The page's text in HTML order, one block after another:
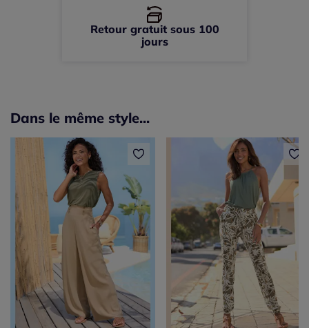
Retour gratuit sous 100
jours
Dans le même style...